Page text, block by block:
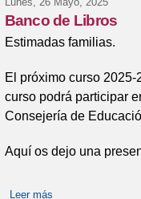
Banco de Libros
Estimadas familias.
El próximo curso
curso podrá participar
Consejería de
Aquí os dejo una
Leer más